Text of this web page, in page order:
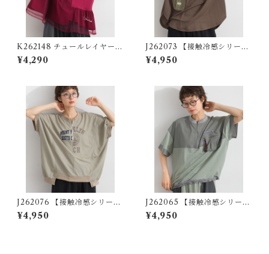
K262148 チュールレイヤード
異素材切替プルオーバー / Tul
le-Layered Mixed-Fabric
¥4,290
J262073 【接触冷感シリー
ズ】異素材切替 袖シャーリン
グプルオーバー / Cool-Touc
¥4,950
J262076 【接触冷感シリー
ズ】リメイク風ドルマンハー
フZIPプリントプルオーバー /
¥4,950
J262065 【接触冷感シリー
ズ】異素材切替リメイク風プ
ルオーバー / Cool-Touch Mi
¥4,950